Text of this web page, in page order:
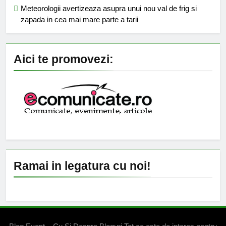
Meteorologii avertizeaza asupra unui nou val de frig si
zapada in cea mai mare parte a tarii
Aici te promovezi:
Ramai in legatura cu noi!